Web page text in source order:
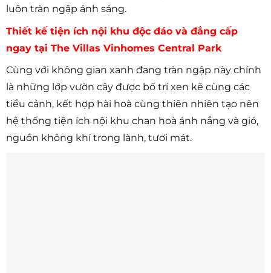
luôn tràn ngập ánh sáng.
Thiết kế tiện ích nội khu độc đáo và đẳng cấp
ngay tại The Villas Vinhomes Central Park
Cùng với không gian xanh đang tràn ngập này chính
là những lớp vườn cây được bố trí xen kẽ cùng các
tiểu cảnh, kết hợp hài hoà cùng thiên nhiên tạo nên
hệ thống tiện ích nội khu chan hoà ánh nắng và gió,
nguồn không khí trong lành, tươi mát.